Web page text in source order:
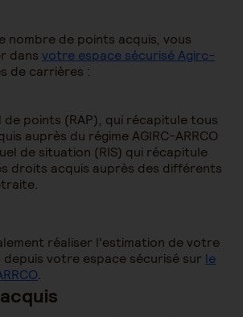
nombre de points acquis, vous
dans votre espace sécurisé Agirc-
de carrières :
de points (RAP), qui récapitule tous
auprès du régime AGIRC-ARRCO
de situation (RIS) qui récapitule
droits acquis auprès des différents
réaliser l'estimation de votre
votre espace sécurisé sur le
.